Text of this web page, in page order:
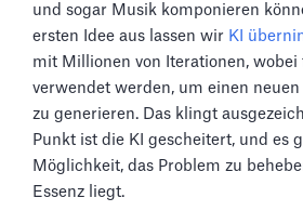
und sogar Musik komponieren
ersten Idee aus lassen wir KI
mit Millionen von Iterationen,
verwendet werden, um einen
zu generieren. Das klingt
Punkt ist die KI gescheitert, und es
Möglichkeit, das Problem zu
Essenz liegt.